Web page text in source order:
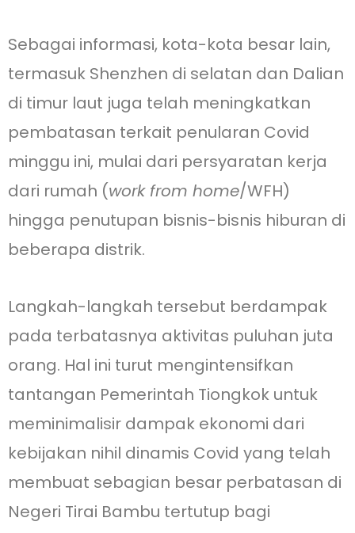
Sebagai informasi, kota-kota besar lain,
termasuk Shenzhen di selatan dan Dalian
di timur laut juga telah meningkatkan
pembatasan terkait penularan Covid
minggu ini, mulai dari persyaratan kerja
dari rumah (work from home/WFH)
hingga penutupan bisnis-bisnis hiburan di
beberapa distrik.
Langkah-langkah tersebut berdampak
pada terbatasnya aktivitas puluhan juta
orang. Hal ini turut mengintensifkan
tantangan Pemerintah Tiongkok untuk
meminimalisir dampak ekonomi dari
kebijakan nihil dinamis Covid yang telah
membuat sebagian besar perbatasan di
Negeri Tirai Bambu tertutup bagi